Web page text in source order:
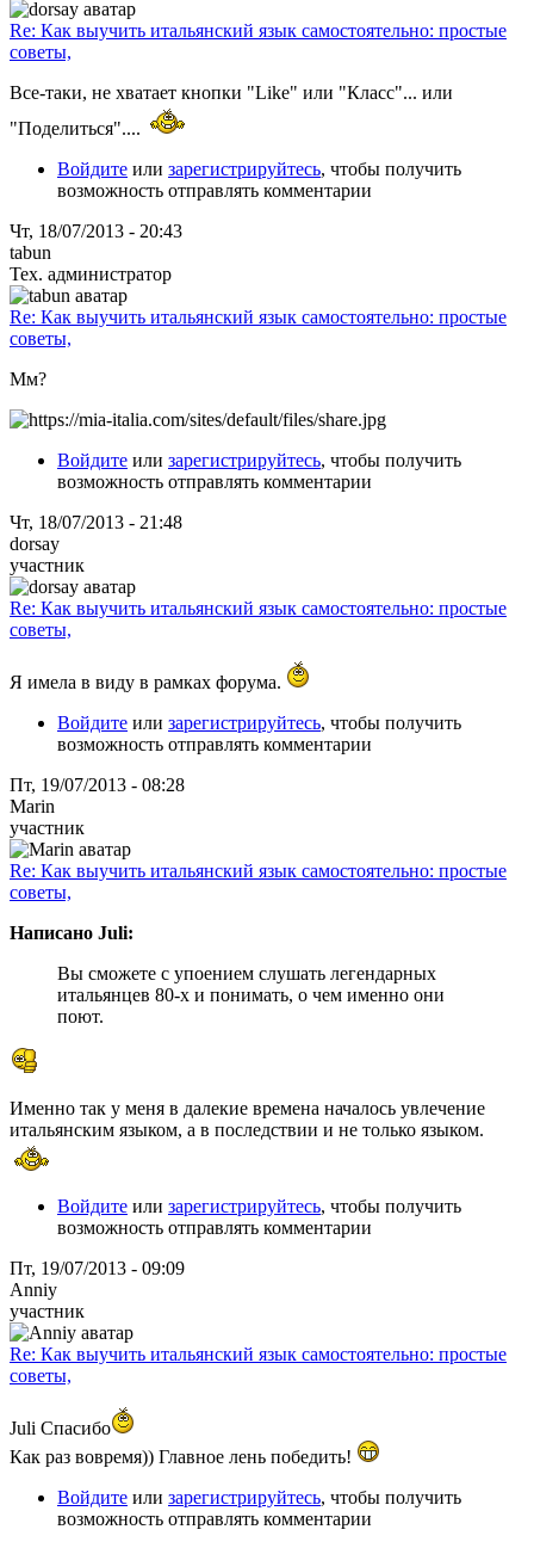
Re: Как выучить итальянский язык самостоятельно: простые
советы,
Все-таки, не хватает кнопки "Like" или "Класс"... или
"Поделиться"....
Войдите или зарегистрируйтесь, чтобы получить
возможность отправлять комментарии
Чт, 18/07/2013 - 20:43
tabun
Тех. администратор
Re: Как выучить итальянский язык самостоятельно: простые
советы,
Мм?
Войдите или зарегистрируйтесь, чтобы получить
возможность отправлять комментарии
Чт, 18/07/2013 - 21:48
dorsay
участник
Re: Как выучить итальянский язык самостоятельно: простые
советы,
Я имела в виду в рамках форума.
Войдите или зарегистрируйтесь, чтобы получить
возможность отправлять комментарии
Пт, 19/07/2013 - 08:28
Marin
участник
Re: Как выучить итальянский язык самостоятельно: простые
советы,
Написано Juli:
Вы сможете с упоением слушать легендарных
итальянцев 80-х и понимать, о чем именно они
поют.
Именно так у меня в далекие времена началось увлечение
итальянским языком, а в последствии и не только языком.
Войдите или зарегистрируйтесь, чтобы получить
возможность отправлять комментарии
Пт, 19/07/2013 - 09:09
Anniy
участник
Re: Как выучить итальянский язык самостоятельно: простые
советы,
Juli Спасибо
Как раз вовремя)) Главное лень победить!
Войдите или зарегистрируйтесь, чтобы получить
возможность отправлять комментарии